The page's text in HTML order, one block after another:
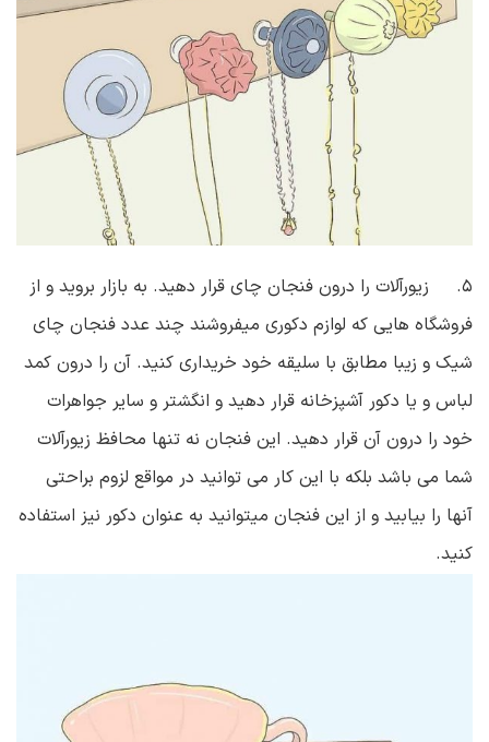
۵. زیورآلات را درون فنجان چای قرار دهید. به بازار بروید و از
فروشگاه هایی که لوازم دکوری میفروشند چند عدد فنجان چای
شیک و زیبا مطابق با سلیقه خود خریداری کنید. آن را درون کمد
لباس و یا دکور آشپزخانه قرار دهید و انگشتر و سایر جواهرات
خود را درون آن قرار دهید. این فنجان نه تنها محافظ زیورآلات
شما می باشد بلکه با این کار می توانید در مواقع لزوم براحتی
آنها را بیابید و از این فنجان میتوانید به عنوان دکور نیز استفاده
کنید.